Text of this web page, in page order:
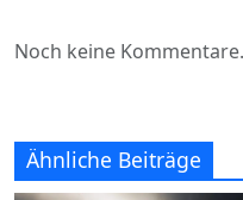
Noch keine
Ähnliche Beiträge